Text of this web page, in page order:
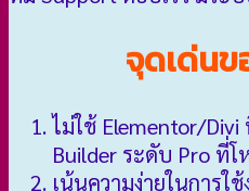
จุดเด่นข
ไม่ใช้ Elementor/
Builder ระดับ Pro ที่โ
เน้นความง่ายในการใ